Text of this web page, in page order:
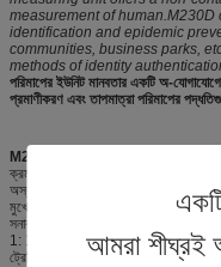
আমরা
measurement of
identification and epidemic
communities, business parks,
methods of identity
পরিমাপের ইউনিট মানবতার একটি অ-
প্রমাণীকরণ এবং তাপমাত্রা পরিমাপের
M230D ফেসিয়াল রিকগনিশন থার্মোমিটার,
ক্রমাঙ্কন সঙ্গে মানুষের তাপমাত্রা পরিমাপ
অস্বাভাবিক তাপমাত্রার এলার্ম
মুখোশ পরা সনাক্তকরণ (অপটিক্ট)
সনাক্তকরণ এবং প্রমাণীকরণ
1: 1 বা 1: এন মুখের স্বীকৃতি
ট্রেসিং এবং ট্র্যাকিংয়ের জন্য এনক্রিপ্ট করা